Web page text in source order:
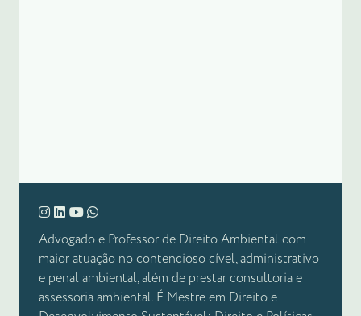
Advogado e Professor de Direito Ambiental com
maior atuação no contencioso cível, administrativo
e penal ambiental, além de prestar consultoria e
assessoria ambiental. É Mestre em Direito e